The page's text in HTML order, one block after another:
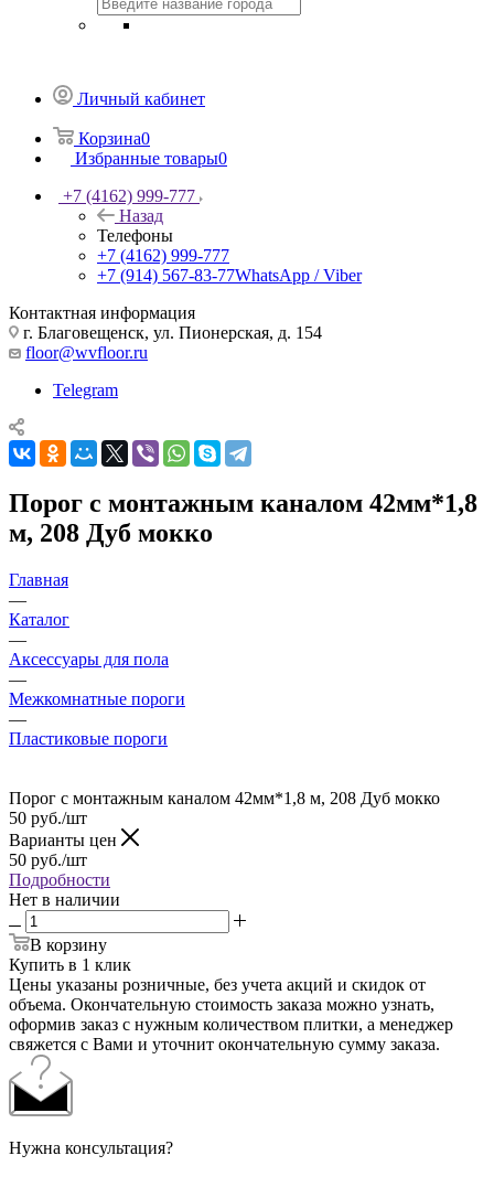
Личный кабинет
Корзина0
Избранные товары0
+7 (4162) 999-777
Назад
Телефоны
+7 (4162) 999-777
+7 (914) 567-83-77WhatsApp / Viber
Контактная информация
г. Благовещенск, ул. Пионерская, д. 154
floor@wvfloor.ru
Telegram
Порог с монтажным каналом 42мм*1,8
м, 208 Дуб мокко
Главная
—
Каталог
—
Аксессуары для пола
—
Межкомнатные пороги
—
Пластиковые пороги
Порог с монтажным каналом 42мм*1,8 м, 208 Дуб мокко
50 руб./шт
Варианты цен
50 руб./шт
Подробности
Нет в наличии
В корзину
Купить в 1 клик
Цены указаны розничные, без учета акций и скидок от
объема. Окончательную стоимость заказа можно узнать,
оформив заказ с нужным количеством плитки, а менеджер
свяжется с Вами и уточнит окончательную сумму заказа.
Нужна консультация?